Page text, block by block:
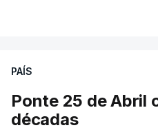
PAÍS
Ponte 25 de Abril
décadas